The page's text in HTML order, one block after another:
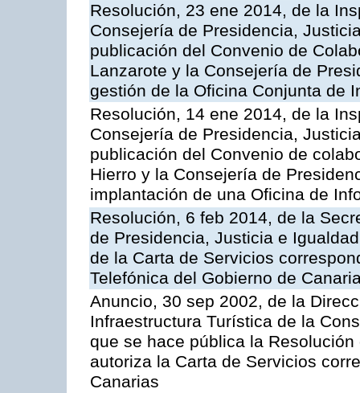
Resolución, 23 ene 2014, de la
Consejería de Presidencia,
publicación del Convenio de
Lanzarote y la Consejería de
gestión de la Oficina Conjunta de
Resolución, 14 ene 2014, de la
Consejería de Presidencia,
publicación del Convenio de
Hierro y la Consejería de
implantación de una Oficina de
Resolución, 6 feb 2014, de la
de Presidencia, Justicia e
de la Carta de Servicios
Telefónica del Gobierno de
Anuncio, 30 sep 2002, de la
Infraestructura Turística de la
que se hace pública la
autoriza la Carta de Servicios
Canarias